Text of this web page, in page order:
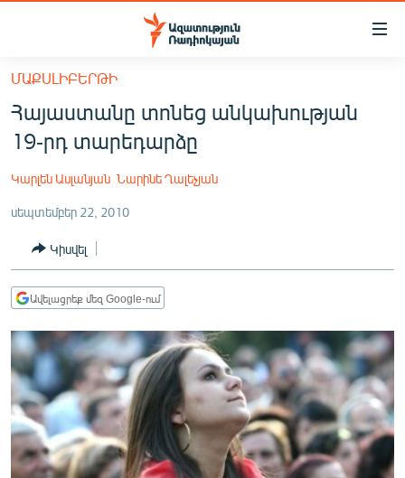
Մատչելիության
հիմնական
բովանդակությանը
Անցնել
հիմնական
մենյուին
ՀԱՅԱՍՏԱՆ
ՔԱՂԱՔԱԿԱՆ
ԸՆՏՐՈՒԹՅՈՒՆՆԵՐ 2026
ԻՐԱՎՈՒՆՔ
ՀԱՍԱՐԱԿՈՒԹՅՈՒՆ
ՏՆՏԵՍՈՒԹՅՈՒՆ
ՊԱՏԵՐԱԶՄԻ 6 ՇԱԲԱԹՆԵՐԸ
ՏԱՐԱԾԱՇՐՋԱՆ
ՄԻՋԱԶԳԱՅԻՆ
ՄՇԱԿՈՒՅԹ
ՄԱՔՍԼԻԲԵՐԹԻ
Հայաստանը տոնեց անկախության
19-րդ տարեդարձը
Կարլեն Ասլանյան Նարինե Ղալեչյան
սեպտեմբեր 22, 2010
Կիսվել
Ավելացրեք մեզ Google-ում